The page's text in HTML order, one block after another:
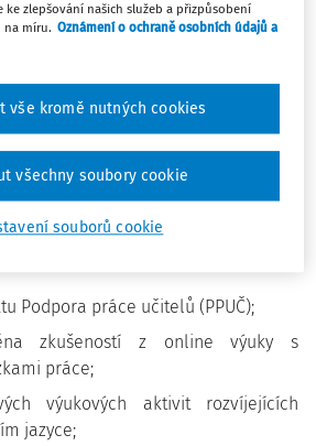
Cizí jazyky, ve kterém si prakticky
gramotnosti i během výuky na dálku.
garanti projektu Podpora práce
121, kteří budou sdílet své
využitím Google Classroom.
Podpora práce učitelů (PPUČ);
zkušeností z online výuky s
práce;
výukových aktivit rozvíjejících
jazyce;
ke zlepšování našich služeb a přizpůsobení
na míru. Oznámení o ochraně osobních údajů a
souborů cookie
vše kromě nutných cookies
všechny soubory cookie